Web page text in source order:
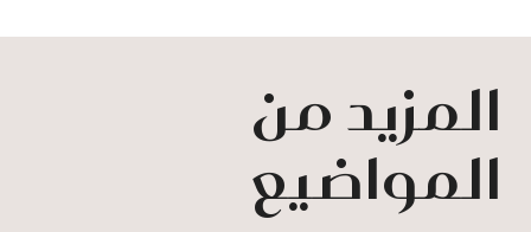
المزيد من
المواضيع